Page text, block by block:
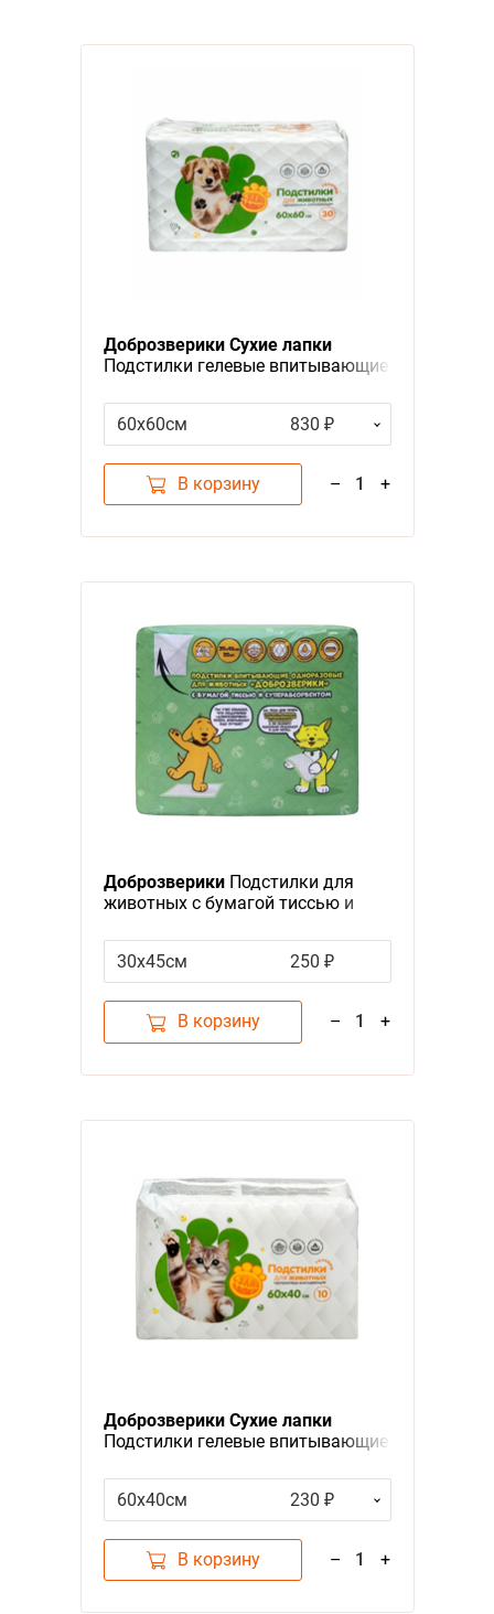
Доброзверики Сухие лапки
Подстилки гелевые впитывающие
60х60см
830 ₽
В корзину – 1 +
ДоброзверикиПодстилки для
животных с бумагой тиссью и
30х45см
250 ₽
В корзину – 1 +
Доброзверики Сухие лапки
Подстилки гелевые впитывающие
60х40см
230 ₽
В корзину – 1 +